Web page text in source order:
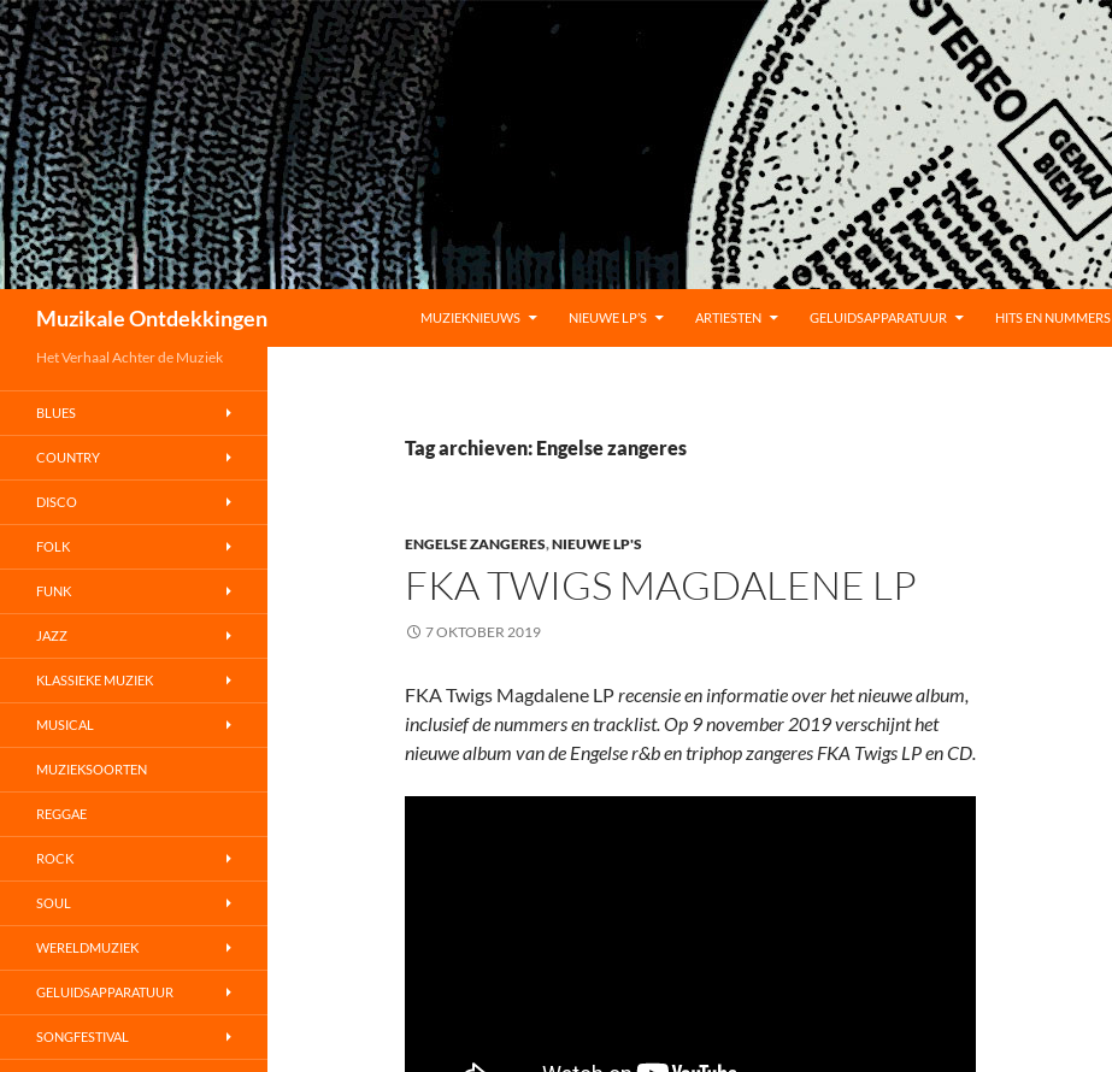
Muzikale Ontdekkingen
MUZIEKNIEUWS
NIEUWE LP’S ARTIESTEN GELUIDSAPPARATUUR HITS EN NUMMERS
Tag archieven: Engelse zangeres
ENGELSE ZANGERES,NIEUWE LP'S
FKA TWIGS MAGDALENE LP
7 OKTOBER 2019
FKA Twigs Magdalene LPrecensie en informatie over het nieuwe album,
inclusief de nummers en tracklist. Op 9 november 2019 verschijnt het
nieuwe album van de Engelse r&b en triphop zangeres FKA Twigs LP en CD.
Het Verhaal Achter de Muziek
BLUES
COUNTRY
DISCO
FOLK
FUNK
JAZZ
KLASSIEKE MUZIEK
MUSICAL
MUZIEKSOORTEN
REGGAE
ROCK
SOUL
WERELDMUZIEK
GELUIDSAPPARATUUR
SONGFESTIVAL